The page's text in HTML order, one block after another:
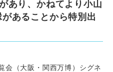
あり、かねてより小山
あることから特別出
会（大阪・関西万博）シグネ